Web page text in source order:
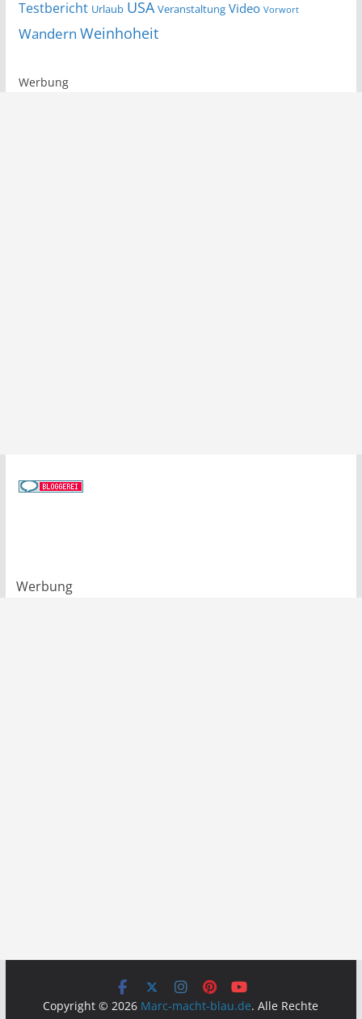
Testbericht Urlaub USA Veranstaltung Video Vorwort
Wandern Weinhoheit
Werbung
Werbung
Copyright © 2026 Marc-macht-blau.de. Alle Rechte